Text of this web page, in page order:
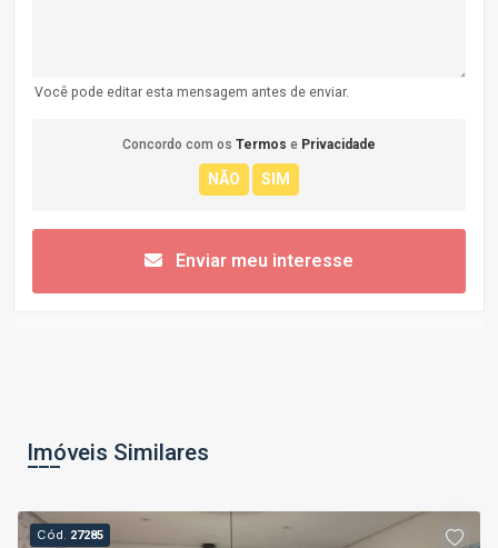
Você pode editar esta mensagem antes de enviar.
Concordo com os Termos e Privacidade
Enviar meu interesse
Imóveis Similares
Cód. 27285